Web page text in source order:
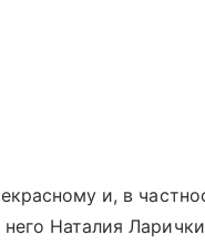
и, в
Наталия